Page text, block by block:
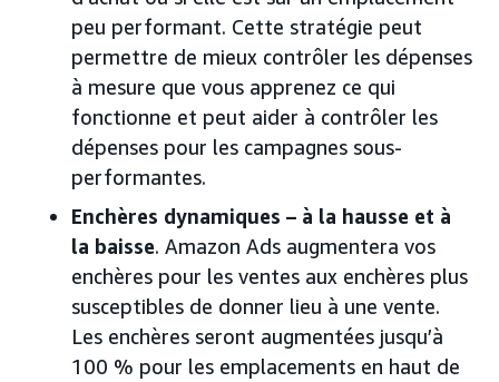
peu performant. Cette stratégie peut
permettre de mieux contrôler les dépenses
à mesure que vous apprenez ce qui
fonctionne et peut aider à contrôler les
dépenses pour les campagnes sous-
performantes.
Enchères dynamiques – à la hausse et à
la baisse. Amazon Ads augmentera vos
enchères pour les ventes aux enchères plus
susceptibles de donner lieu à une vente.
Les enchères seront augmentées jusqu’à
100 % pour les emplacements en haut de